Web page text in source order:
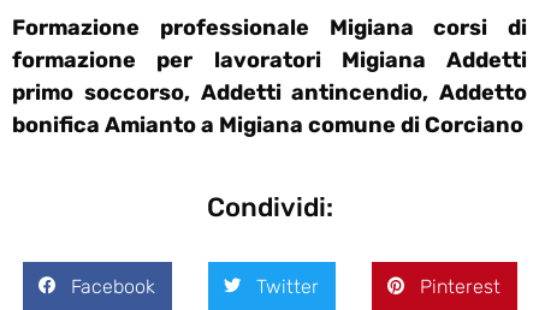
Formazione professionale Migiana corsi di
formazione per lavoratori Migiana Addetti
primo soccorso, Addetti antincendio, Addetto
bonifica Amianto a Migiana comune di Corciano
Condividi:
Facebook Twitter Pinterest